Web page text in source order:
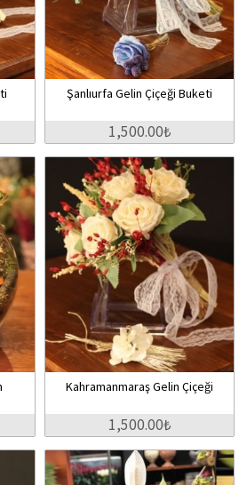
Şanlıurfa Gelin Çiçeği Buketi
1,500.00₺
Kahramanmaraş Gelin Çiçeği
1,500.00₺